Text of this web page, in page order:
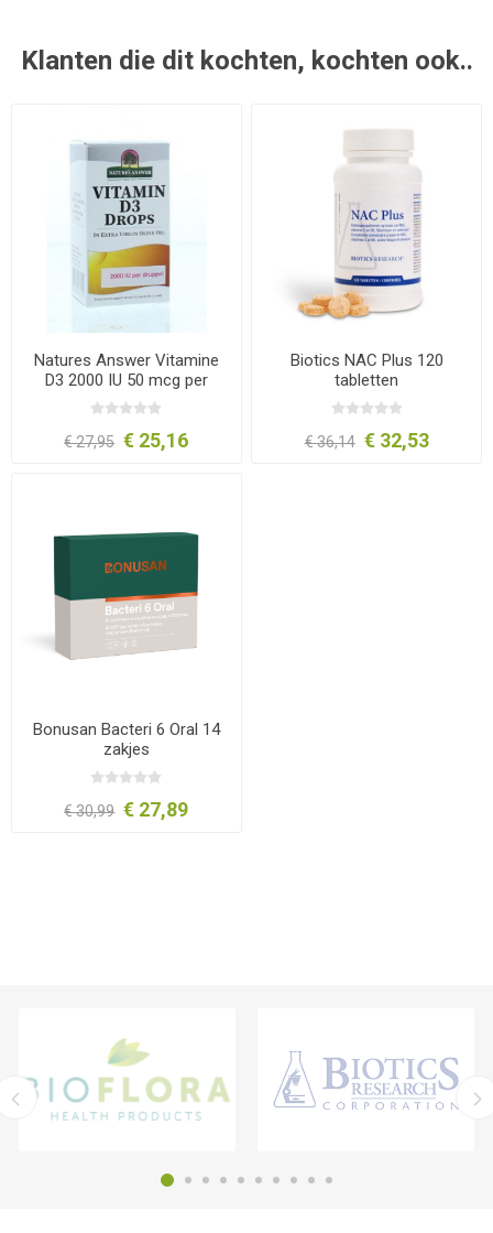
Klanten die dit kochten, kochten ook..
Natures Answer Vitamine
D3 2000 IU 50 mcg per
druppel 15ml
€ 27,95 € 25,16
Biotics NAC Plus 120
tabletten
€ 36,14 € 32,53
Bonusan Bacteri 6 Oral 14
zakjes
€ 30,99 € 27,89